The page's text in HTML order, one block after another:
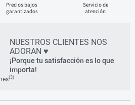
Precios bajos
garantizados
Servicio de
atención
NUESTROS CLIENTES NOS
ADORAN ♥
¡Porque tu satisfacción es lo que
importa!
(3)